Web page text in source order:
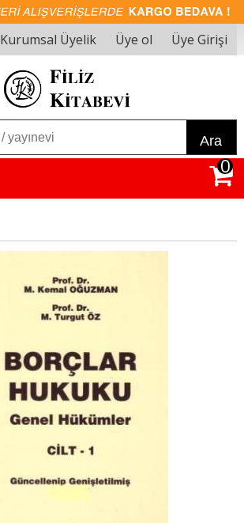
Kurumsal Üyelik Üye ol Üye Girişi
Ara
0